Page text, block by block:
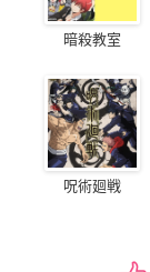
暗殺教室
呪術廻戦